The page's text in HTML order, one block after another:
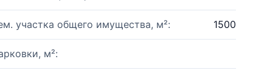
участка общего имущества, м²: 1500
м²: